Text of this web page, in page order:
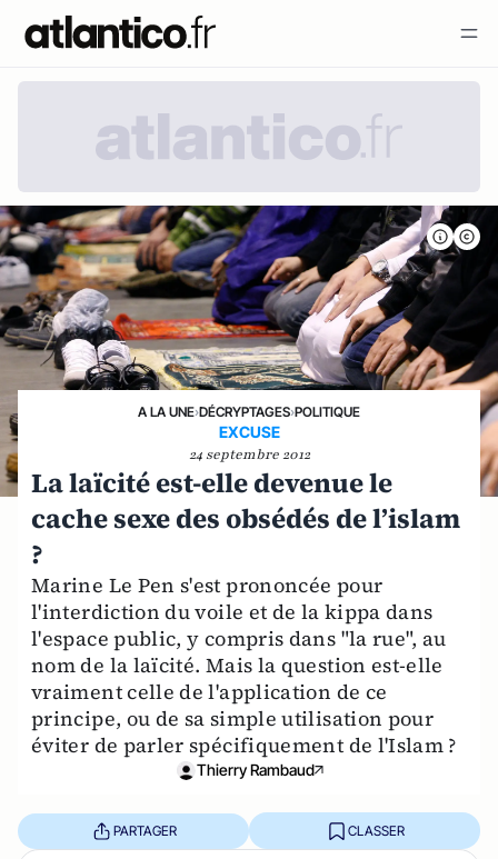
A LA UNE›DÉCRYPTAGES›POLITIQUE
EXCUSE
24 septembre 2012
La laïcité est-elle devenue le
cache sexe des obsédés de l’islam
?
Marine Le Pen s'est prononcée pour
l'interdiction du voile et de la kippa dans
l'espace public, y compris dans "la rue", au
nom de la laïcité. Mais la question est-elle
vraiment celle de l'application de ce
principe, ou de sa simple utilisation pour
éviter de parler spécifiquement de l'Islam ?
Thierry Rambaud
PARTAGER CLASSER